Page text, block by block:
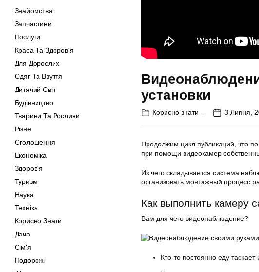
Знайомства
Запчастини
Послуги
Краса Та Здоров'я
Для Дорослих
Одяг Та Взуття
Дитячий Світ
Будівництво
Тварини Та Рослини
Різне
Оголошення
Економіка
Здоров'я
Туризм
Наука
Техніка
Корисно Знати
Дача
Сім'я
Подорожі
установки
Корисно знати 3 Липня,
Продолжим цикл публикаций, что
при помощи видеокамер
Из чего складывается система
организовать монтажный процесс
Как выполнить камеру
Вам для чего видеонаблюдение?
Кто-то постоянно еду таскает